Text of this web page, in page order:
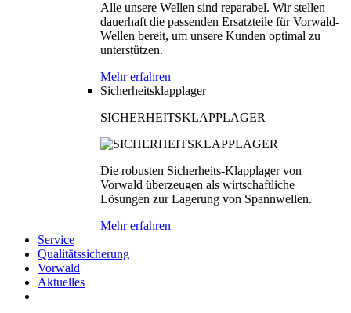
Alle unsere Wellen sind reparabel. Wir stellen
dauerhaft die passenden Ersatzteile für Vorwald-
Wellen bereit, um unsere Kunden optimal zu
unterstützen.
Mehr erfahren
Sicherheitsklapplager
SICHERHEITSKLAPPLAGER
Die robusten Sicherheits-Klapplager von
Vorwald überzeugen als wirtschaftliche
Lösungen zur Lagerung von Spannwellen.
Mehr erfahren
Service
Qualitätssicherung
Vorwald
Aktuelles